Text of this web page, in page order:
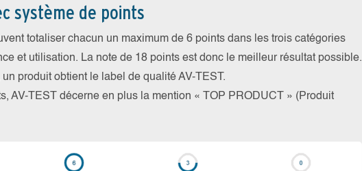
système de points
totaliser chacun un maximum de 6 points dans les trois catégories
et utilisation. La note de 18 points est donc le meilleur résultat possible.
produit obtient le label de qualité AV-TEST.
AV-TEST décerne en plus la mention « TOP PRODUCT » (Produit